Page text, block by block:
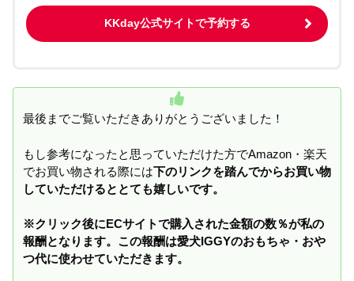
KKday公式サイトで予約する
最後までご覧いただきありがとうございました！
もし参考になったと思っていただけた方でAmazon・楽天
でお買い物される際には下のリンクを踏んでからお買い物
していただけるととても嬉しいです。
※クリック後にECサイトで購入された金額の数％が私の
報酬となります。この報酬は愛犬IGGYのおもちゃ・おや
つ代に使わせていただきます。